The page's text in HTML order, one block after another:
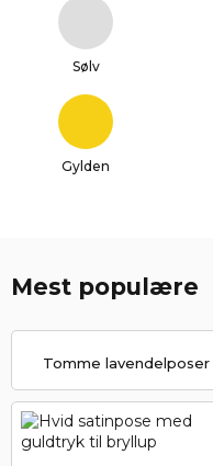
Sølv
Gylden
Mest populære
Tomme lavendelposer